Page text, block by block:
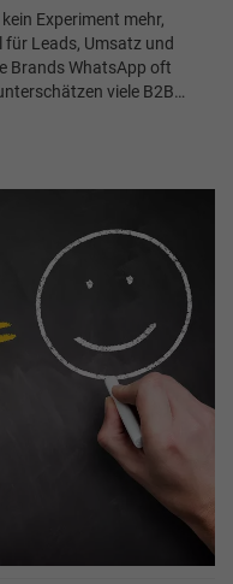
Experiment mehr,
Leads, Umsatz und
Brands WhatsApp oft
viele B2B…